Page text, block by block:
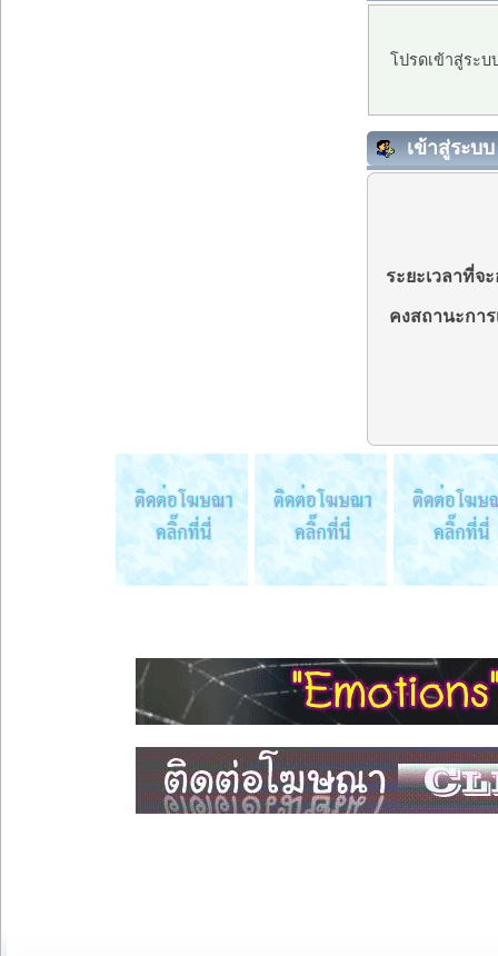
โปรดเข้าสู่ระ
เข้าสู่ระบบ
ระยะเวลาที่จ
คงสถานะกา